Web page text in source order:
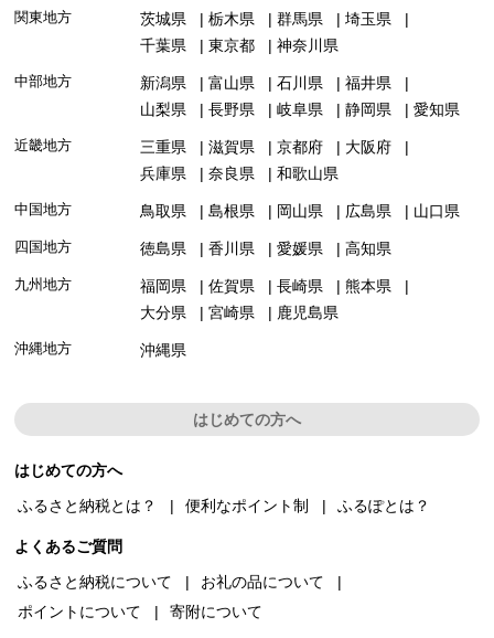
関東地方 茨城県 栃木県 群馬県
埼玉県
千葉県
東京都 神奈川県
中部地方 新潟県 富山県 石川県
福井県
山梨県
長野県 岐阜県 静岡県 愛知県
近畿地方 三重県 滋賀県 京都府
大阪府
兵庫県
奈良県 和歌山県
中国地方 鳥取県 島根県 岡山県 広島県 山口県
四国地方 徳島県 香川県 愛媛県 高知県
九州地方 福岡県 佐賀県 長崎県
熊本県
大分県
宮崎県 鹿児島県
沖縄地方 沖縄県
はじめての方へ
はじめての方へ
ふるさと納税とは？
便利なポイント制 ふるぽとは？
よくあるご質問
ふるさと納税について
お礼の品について
ポイントについて
寄附について